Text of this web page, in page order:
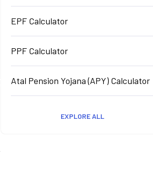
EPF Calculator
PPF Calculator
Atal Pension Yojana (APY) Calculator
EXPLORE ALL